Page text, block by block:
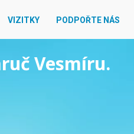
VIZITKY PODPOŘTE NÁS
Vesmíru.